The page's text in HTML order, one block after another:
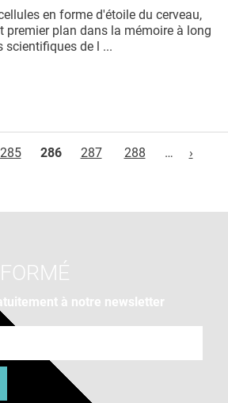
en forme d'étoile du cerveau,
premier plan dans la mémoire à long
scientifiques de l ...
285 286 287 288 … ›
à notre newsletter